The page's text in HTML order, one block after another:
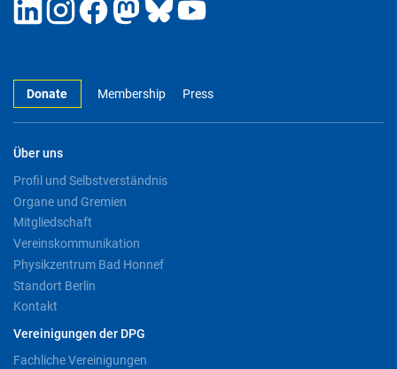
Donate Membership Press
Über uns
Profil und Selbstverständnis
Organe und Gremien
Mitgliedschaft
Vereinskommunikation
Physikzentrum Bad Honnef
Standort Berlin
Kontakt
Vereinigungen der DPG
Fachliche Vereinigungen